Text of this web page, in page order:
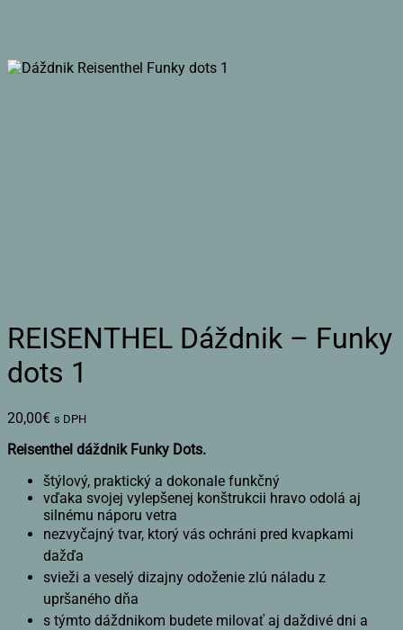
REISENTHEL Dáždnik – Funky
dots 1
20,00€ s DPH
Reisenthel dáždnik Funky Dots.
štýlový, praktický a dokonale funkčný
vďaka svojej vylepšenej konštrukcii hravo odolá aj
silnému náporu vetra
nezvyčajný tvar, ktorý vás ochráni pred kvapkami
dažďa
svieži a veselý dizajny odoženie zlú náladu z
upršaného dňa
s týmto dáždnikom budete milovať aj daždivé dni a